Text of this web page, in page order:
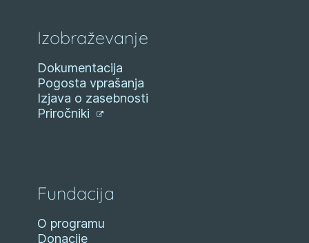
Izobraževanje
Dokumentacija
Pogosta vprašanja
Izjava o zasebnosti
Priročniki
Fundacija
O programu
Donacije